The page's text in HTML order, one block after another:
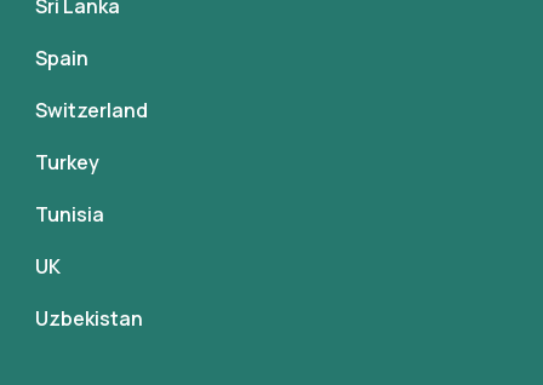
Sri Lanka
Spain
Switzerland
Turkey
Tunisia
UK
Uzbekistan